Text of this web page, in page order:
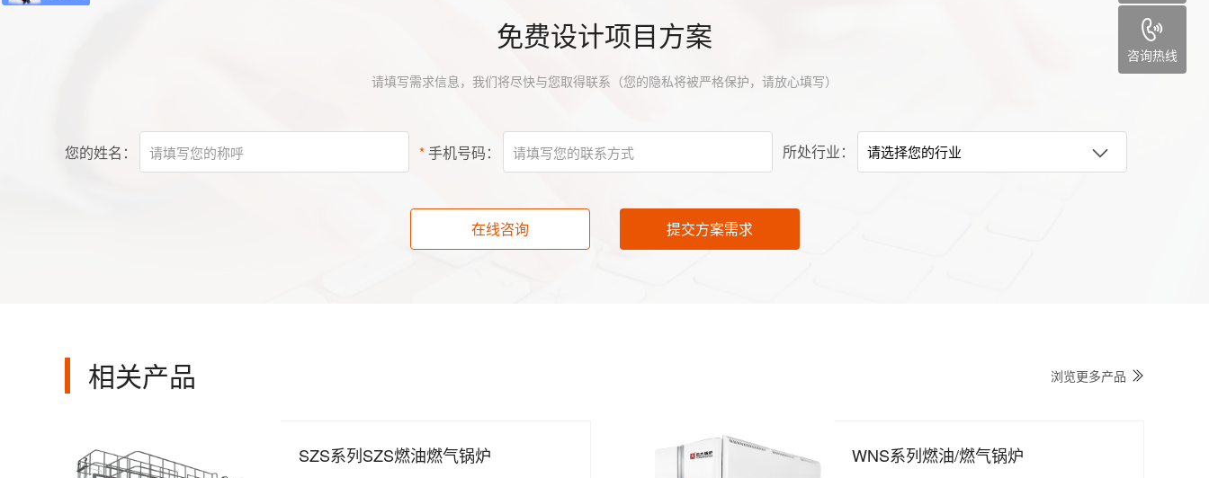
咨询热线
免费设计项目方案
请填写需求信息，我们将尽快与您取得联系（您的隐私将被严格保护，请放心填写）
您的姓名： *手机号码： 所处行业：
在线咨询 提交方案需求
相关产品 浏览更多产品
SZS系列SZS燃油燃气锅炉 WNS系列燃油/燃气锅炉